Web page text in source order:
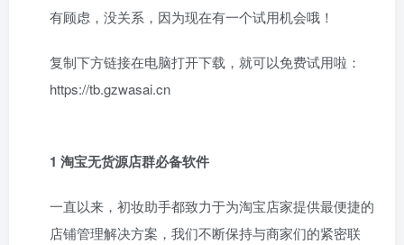
有顾虑，没关系，因为现在有一个试用机会哦！
复制下方链接在电脑打开下载，就可以免费试用啦：
https://tb.gzwasai.cn
1 淘宝无货源店群必备软件
一直以来，初妆助手都致力于为淘宝店家提供最便捷的
店铺管理解决方案，我们不断保持与商家们的紧密联